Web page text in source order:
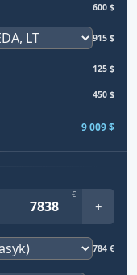
600 $
915 $
125 $
450 $
9 009 $
€
+
784 €